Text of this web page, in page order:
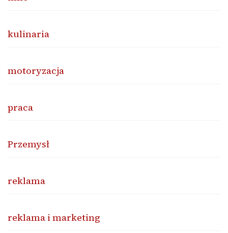
kulinaria
motoryzacja
praca
Przemysł
reklama
reklama i marketing